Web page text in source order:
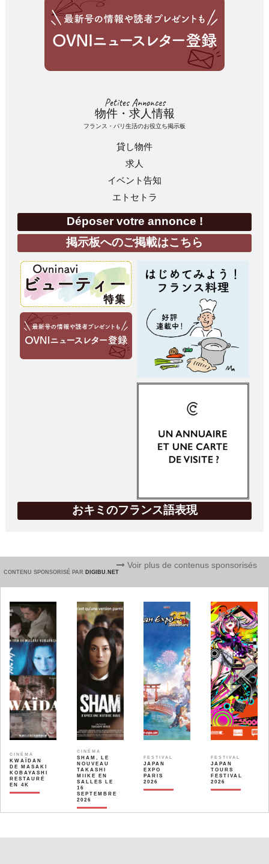
Petites Annonces
物件・求人情報
フランス・パリ生活のお役立ち掲示板
貸し物件
求人
イベント告知
エトセトラ
Déposer votre annonce !
掲示板へのご掲載はこちら
おキミのフランス語表現
CONTENU SPONSORISÉ PAR DIGIBU.NET
Voir plus de contenus sponsorisés
CINÉMA
KWAÏDAN
DE MASAKI
KOBAYASHI
RESTAURÉ
EN 4K
CINÉMA
SHAM, LE
NOUVEAU
TAKASHI
MIIKE EN
SALLES LE
16
SEPTEMBRE
2026
FESTIVAL
JAPAN
EXPO
PARIS
2026
FESTIVAL
JAPAN
TOURS
FESTIVAL
2026